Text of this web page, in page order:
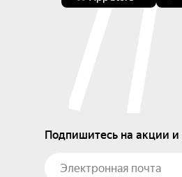
Подпишитесь на акции и